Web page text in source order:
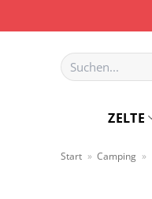
Inhalt
Suchen
nach:
ZELTE
Start » Camping »